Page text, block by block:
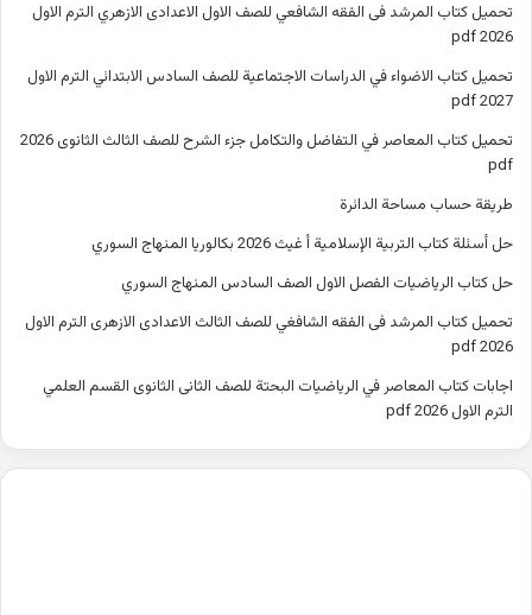
تحميل كتاب المرشد فى الفقه الشافعي للصف الاول الاعدادى الازهري الترم الاول
2026 pdf
تحميل كتاب الاضواء في الدراسات الاجتماعية للصف السادس الابتدائي الترم الاول
2027 pdf
تحميل كتاب المعاصر في التفاضل والتكامل جزء الشرح للصف الثالث الثانوى 2026
pdf
طريقة حساب مساحة الدائرة
حل أسئلة كتاب التربية الإسلامية أ غيث 2026 بكالوريا المنهاج السوري
حل كتاب الرياضيات الفصل الاول الصف السادس المنهاج السوري
تحميل كتاب المرشد فى الفقه الشافغي للصف الثالث الاعدادى الازهرى الترم الاول
2026 pdf
اجابات كتاب المعاصر في الرياضيات البحتة للصف الثانى الثانوى القسم العلمي
الترم الاول 2026 pdf